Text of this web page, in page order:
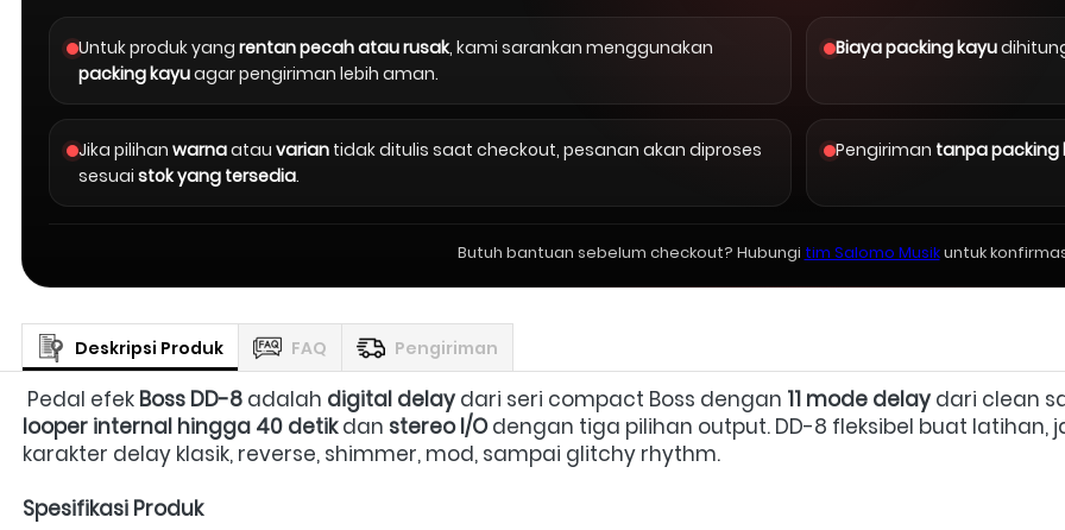
Untuk produk yang rentan pecah atau rusak, kami sarankan menggunakan
packing kayuagar pengiriman lebih aman.
Biaya packing kayu
Jika pilihan warnaatau varian tidak ditulis saat checkout, pesanan akan diproses
sesuai stok yang tersedia.
Pengiriman tanpa packing
Butuh bantuan sebelum checkout? Hubungi tim Salomo Musikuntuk
Deskripsi Produk FAQ Pengiriman
Pedal efek Boss DD-8 adalah digital delay dari seri compact Boss dengan 11 mode delay
looper internal hingga 40 detik dan stereo I/O dengan tiga pilihan output. DD-8 fleksibel buat
karakter delay klasik, reverse, shimmer, mod, sampai glitchy rhythm.
Spesifikasi Produk